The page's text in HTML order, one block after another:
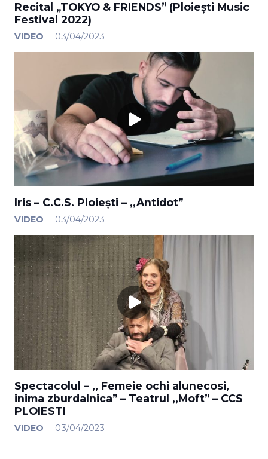
Recital „TOKYO & FRIENDS” (Ploiești Music
Festival 2022)
VIDEO 03/04/2023
Iris – C.C.S. Ploiești – ,,Antidot”
VIDEO 03/04/2023
Spectacolul – ,, Femeie ochi alunecosi,
inima zburdalnica” – Teatrul ,,Moft” – CCS
PLOIESTI
VIDEO 03/04/2023